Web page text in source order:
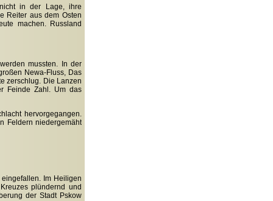
in der Lage, ihre
Reiter aus dem Osten
machen. Russland
mussten. In der
Newa-Fluss, Das
zerschlug. Die Lanzen
Feinde Zahl. Um das
hervorgegangen.
Feldern niedergemäht
Im Heiligen
plündernd und
der Stadt Pskow